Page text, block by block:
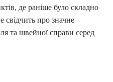
де раніше було складно
свідчить про значне
та швейної справи серед